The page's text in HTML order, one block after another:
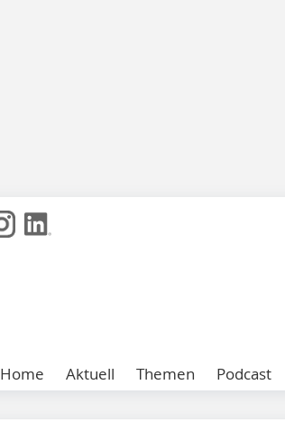
Home Aktuell Themen Podcast